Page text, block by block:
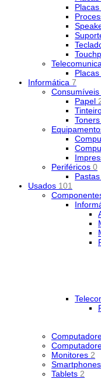
Informática 7
Consumíveis
Papel
Toners
Periféricos 0
Usados 101
Monitores 2
Smartphones
Tablets 2